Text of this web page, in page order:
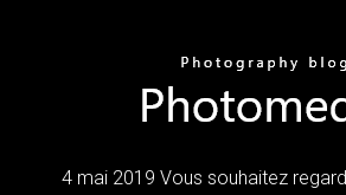
4 mai 2019 Vous souhaitez